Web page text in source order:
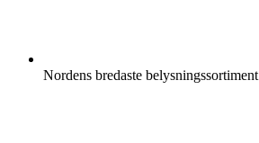
Nordens bredaste belysningssortiment